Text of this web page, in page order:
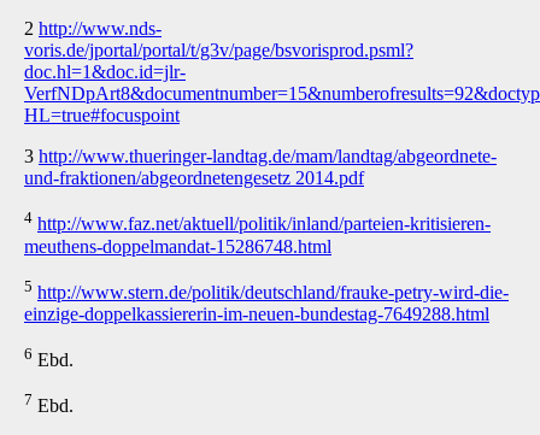
2 http://www.nds-
voris.de/jportal/portal/t/g3v/page/bsvorisprod.psml?
doc.hl=1&doc.id=jlr-
HL=true#focuspoint
3 http://www.thueringer-landtag.de/mam/landtag/abgeordnete-
und-fraktionen/abgeordnetengesetz 2014.pdf
4 http://www.faz.net/aktuell/politik/inland/parteien-kritisieren-
meuthens-doppelmandat-15286748.html
5 http://www.stern.de/politik/deutschland/frauke-petry-wird-die-
einzige-doppelkassiererin-im-neuen-bundestag-7649288.html
6 Ebd.
7 Ebd.